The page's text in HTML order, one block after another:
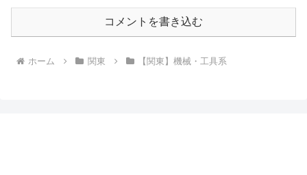
コメントを書き込む
ホーム 関東 【関東】機械・工具系